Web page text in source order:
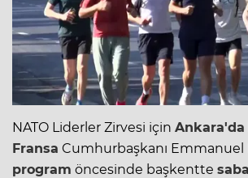
NATO Liderler Zirvesi için Ankara'da
Fransa Cumhurbaşkanı Emmanuel
program öncesinde başkentte